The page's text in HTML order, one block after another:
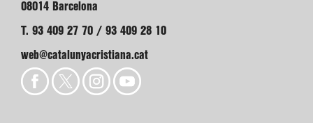
08014 Barcelona
T. 93 409 27 70 / 93 409 28 10
web@catalunyacristiana.cat